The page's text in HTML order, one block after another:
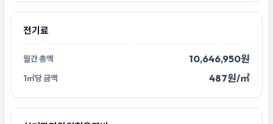
전기료
10,646,950원
487원/㎡